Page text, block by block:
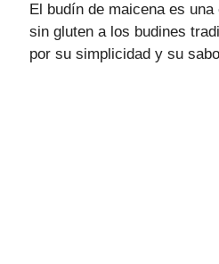
El budín de maicena es
sin gluten a los budines
por su simplicidad y su